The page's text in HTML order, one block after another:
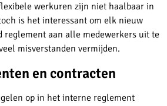
werkuren zijn niet haalbaar in
is het interessant om elk nieuw
reglement aan alle medewerkers uit te
misverstanden vermijden.
en contracten
op in het interne reglement